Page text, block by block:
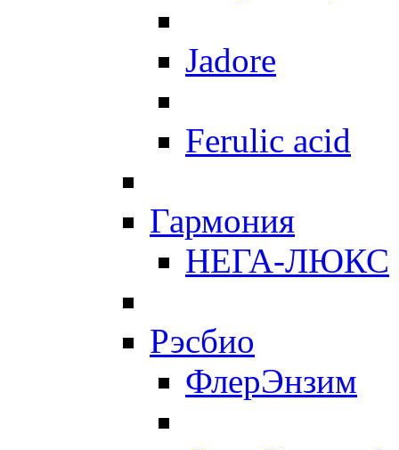
Jadore
Ferulic acid
Гармония
НЕГА-ЛЮКС
Рэсбио
ФлерЭнзим